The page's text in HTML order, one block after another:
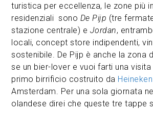
turistica per eccellenza, le zone più
residenziali sono De Pijp (tre
stazione centrale) e Jordan,
locali, concept store indipendenti,
sostenibile. De Pijp è anche la zona
se un bier-lover e vuoi farti una
primo birrificio costruito da Heineken
Amsterdam. Per una sola giornata
olandese direi che queste tre tappe